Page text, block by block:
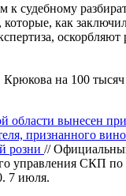
судебному
которые, как
оскорбляют
на 100 тысяч
области вынесен
признанного
розни //
управления СКП по
7 июля.